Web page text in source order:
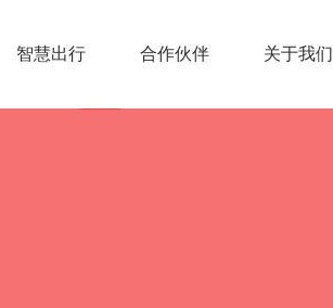
智慧出行 合作伙伴 关于我们